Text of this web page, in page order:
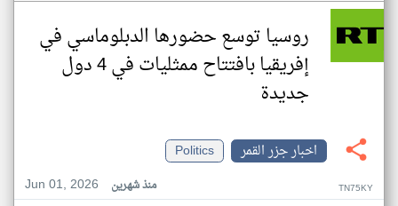
روسيا توسع حضورها الدبلوماسي في
إفريقيا بافتتاح ممثليات في 4 دول
جديدة
اخبار جزر القمر
Politics
Jun 01, 2026
منذ شهرين TN75KY